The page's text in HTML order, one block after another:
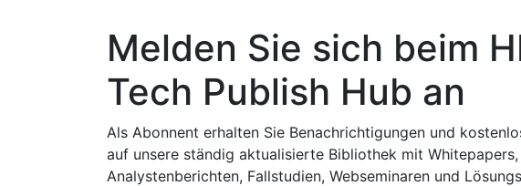
Melden Sie sich beim
Tech Publish Hub an
Als Abonnent erhalten Sie Benachrichtigungen und
auf unsere ständig aktualisierte Bibliothek mit Whitepapers,
Analystenberichten, Fallstudien, Webseminaren und